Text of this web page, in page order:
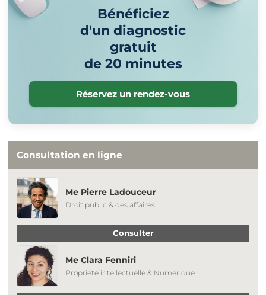
Bénéficiez
d'un diagnostic
gratuit
de 20 minutes
Réservez un rendez-vous
Consultation en ligne
Me Pierre Ladouceur
Droit public & des affaires
Consulter
Me Clara Fenniri
Propriété intellectuelle & Numérique